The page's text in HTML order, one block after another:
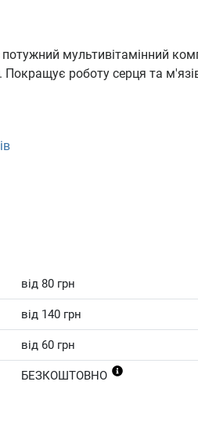
мультивітамінний
Покращує роботу серця та
від 80 грн
від 140 грн
від 60 грн
БЕЗКОШТОВНО